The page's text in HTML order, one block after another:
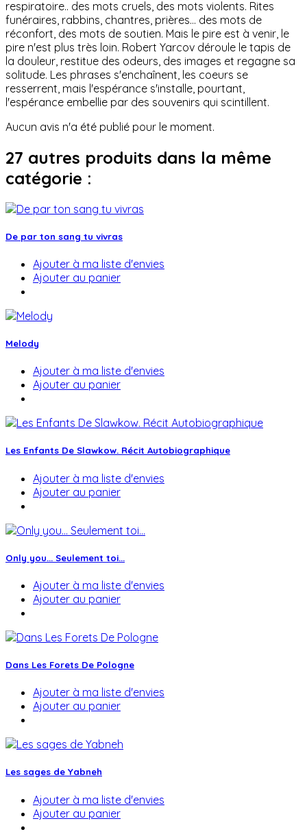
respiratoire.. des mots cruels, des mots violents. Rites
funéraires, rabbins, chantres, prières... des mots de
réconfort, des mots de soutien. Mais le pire est à venir, le
pire n'est plus très loin. Robert Yarcov déroule le tapis de
la douleur, restitue des odeurs, des images et regagne sa
solitude. Les phrases s'enchaînent, les coeurs se
resserrent, mais l'espérance s'installe, pourtant,
l'espérance embellie par des souvenirs qui scintillent.
Aucun avis n'a été publié pour le moment.
27 autres produits dans la même
catégorie :
De par ton sang tu vivras
Ajouter à ma liste d'envies
Ajouter au panier
Melody
Ajouter à ma liste d'envies
Ajouter au panier
Les Enfants De Slawkow. Récit Autobiographique
Ajouter à ma liste d'envies
Ajouter au panier
Only you... Seulement toi...
Ajouter à ma liste d'envies
Ajouter au panier
Dans Les Forets De Pologne
Ajouter à ma liste d'envies
Ajouter au panier
Les sages de Yabneh
Ajouter à ma liste d'envies
Ajouter au panier